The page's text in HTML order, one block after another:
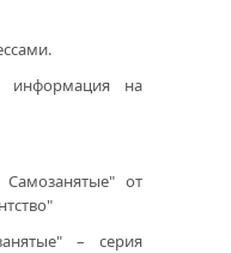
информация на
от
– серия